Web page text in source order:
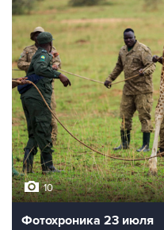
10
Фотохроника 23 июля